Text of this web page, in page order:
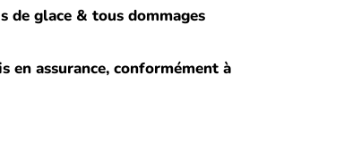
de glace & tous dommages
en assurance, conformément à